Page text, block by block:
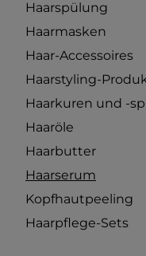
Haarspülung
Haarmasken
Haar-Accessoires
Haarstyling-
Haarkuren und -
Haaröle
Haarbutter
Haarserum
Kopfhautpeeling
Haarpflege-Sets